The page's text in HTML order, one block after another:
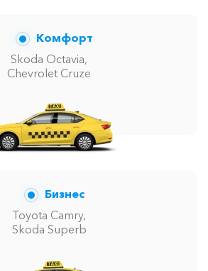
Комфорт
Skoda Octavia,
Chevrolet Cruze
Бизнес
Toyota Camry,
Skoda Superb